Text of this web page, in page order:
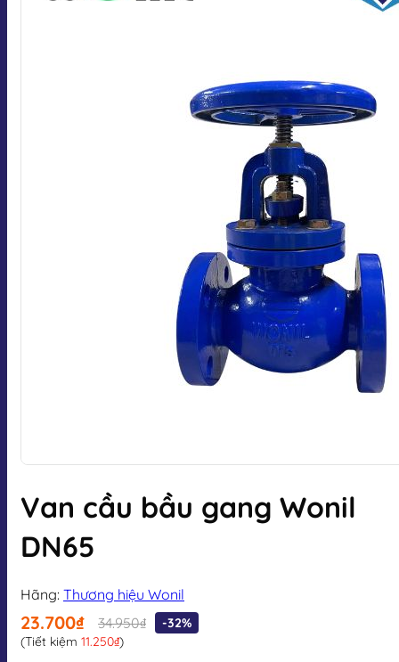
Van cầu bầu gang Wonil
DN65
Hãng: Thương hiệu Wonil
23.700₫ 34.950₫
-32%
(Tiết kiệm 11.250₫)